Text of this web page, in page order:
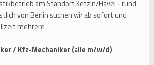
am Standort Ketzin/Havel - rund
von Berlin suchen wir ab sofort und
mehrere
/ Kfz-Mechaniker (alle m/w/d)